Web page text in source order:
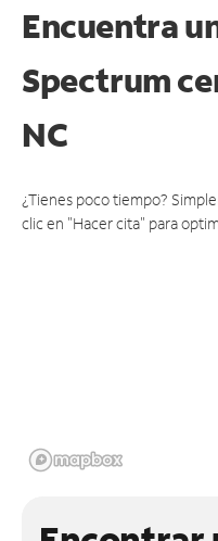
Encuentra
Spectrum
NC
¿Tienes poco tiempo?
clic en "Hacer cita" para